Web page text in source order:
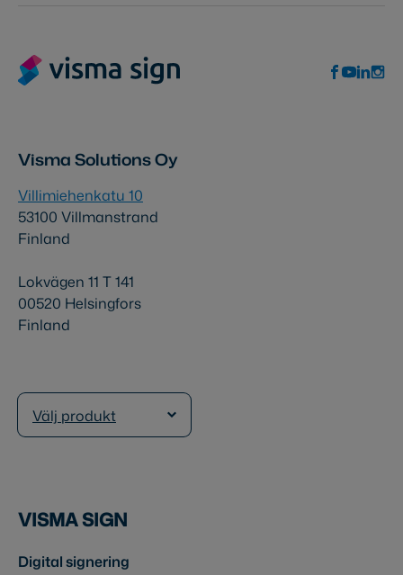
Visma Solutions Oy
Villimiehenkatu 10
53100 Villmanstrand
Finland
Lokvägen 11 T 141
00520 Helsingfors
Finland
Välj produkt
VISMA SIGN
Digital signering